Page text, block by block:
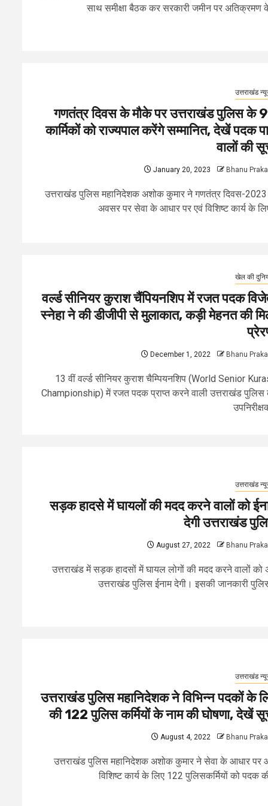
साथ समीक्षा बैठक कर सरकारी जमीन पर अतिक्रमण
उत्तराखंड
गणतंत्र दिवस के मौके पर उत्तराखंड पुलिस के
कार्मिकों को राज्यपाल करेंगे सम्मानित, देखें पदक
वालों की
January 20, 2023 Bhanu
उत्तराखंड पुलिस महानिदेशक अशोक कुमार ने गणतंत्र दिवस-
अवसर पर सेवा के आधार पर एवं विशिष्ट कार्य के
खेल की
वर्ल्ड सीनियर कुराश चैंपियनशिप में रजत पदक
स्नेहा ने की डीजीपी से मुलाकात, कड़ी मेहनत की
December 1, 2022 Bhanu
13 वीं वर्ल्ड सीनियर कुराश चैम्पियनशिप (World Senior
Championship) में रजत पदक प्राप्त करने वाली उत्तराखंड पुलिस
उत्तराखंड
सड़क हादसे में घायलों की मदद करने वालों को
देगी उत्तराखंड
August 27, 2022 Bhanu
उत्तराखंड में सड़क हादसों में घायल लोगों की मदद करने वालों को
उत्तराखंड पुलिस ईनाम देगी। इसकी जानकारी
उत्तराखंड
उत्तराखंड पुलिस महानिदेशक ने विभिन्न पदकों के
की 122 पुलिस कर्मियों के नाम की घोषणा, देखें
August 4, 2022 Bhanu
उत्तराखंड पुलिस महानिदेशक अशोक कुमार ने सेवा के आधार पर
विशिष्ट कार्य के लिए 122 पुलिसकर्मियों को पदक